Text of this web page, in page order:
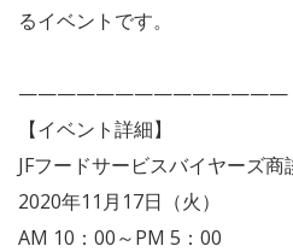
るイベントです。
——————————————
【イベント詳細】
JFフードサービスバイヤーズ商
2020年11月17日（火）
AM 10：00～PM 5：00